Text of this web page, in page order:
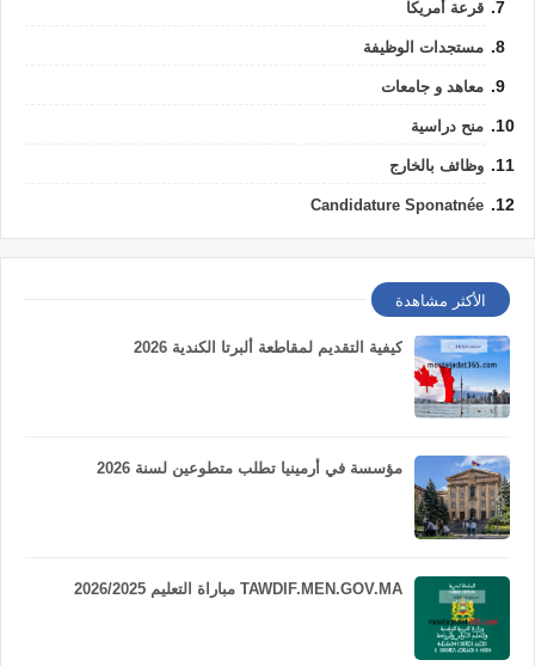
قرعة أمريكا
مستجدات الوظيفة
معاهد و جامعات
منح دراسية
وظائف بالخارج
Candidature Sponatnée
الأكثر مشاهدة
كيفية التقديم لمقاطعة ألبرتا الكندية 2026
مؤسسة في أرمينيا تطلب متطوعين لسنة 2026
TAWDIF.MEN.GOV.MA مباراة التعليم 2026/2025